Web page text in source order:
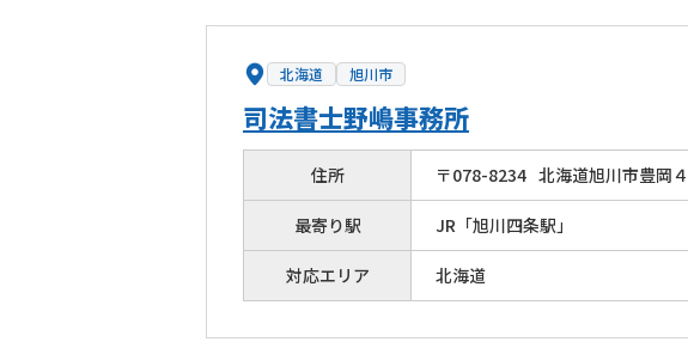
北海道 旭川市
司法書士野嶋事務所
住所 〒078-8234 北海道旭川市豊岡
最寄り駅 JR「旭川四条駅」
対応エリア 北海道